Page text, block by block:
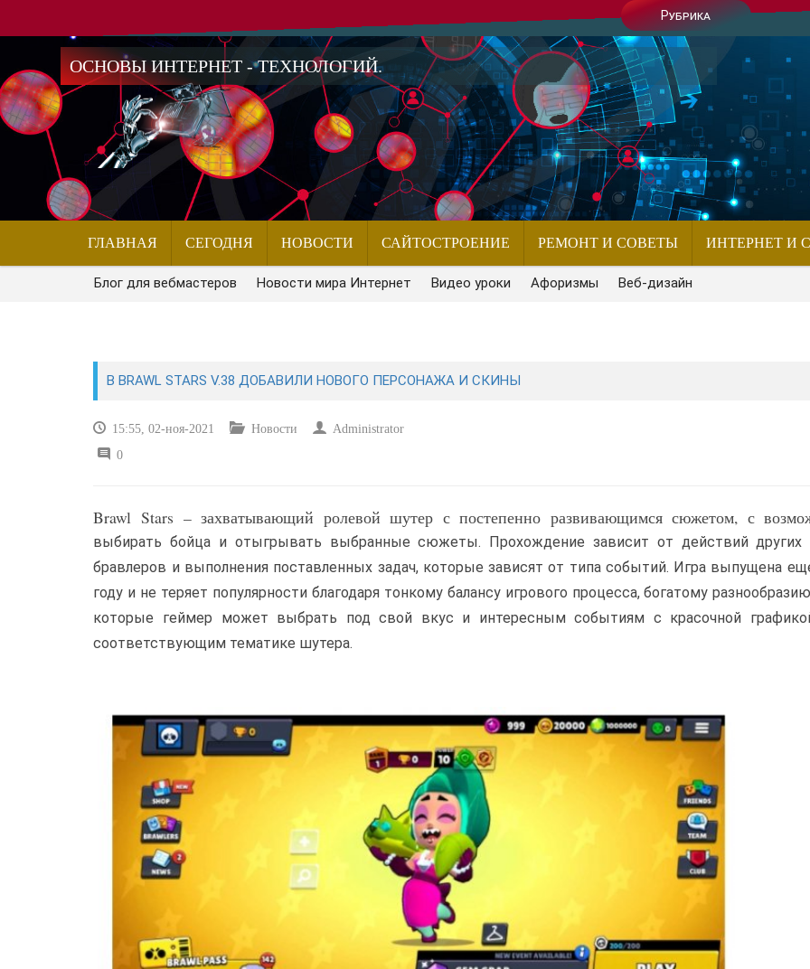
Рубрика
ОСНОВЫ ИНТЕРНЕТ - ТЕХНОЛОГИЙ.
ГЛАВНАЯ СЕГОДНЯ НОВОСТИ САЙТОСТРОЕНИЕ РЕМОНТ И СОВЕТЫ ИНТЕРНЕТ И
Блог для вебмастеров Новости мира Интернет Видео уроки Афоризмы Веб-дизайн
В BRAWL STARS V.38 ДОБАВИЛИ НОВОГО ПЕРСОНАЖА И СКИНЫ
15:55, 02-ноя-2021 Новости
Administrator
0
Brawl Stars – захватывающий ролевой шутер с постепенно развивающимся сюжетом, с
выбирать бойца и отыгрывать выбранные сюжеты. Прохождение зависит от действий других
бравлеров и выполнения поставленных задач, которые зависят от типа событий. Игра выпущена
году и не теряет популярности благодаря тонкому балансу игрового процесса, богатому
которые геймер может выбрать под свой вкус и интересным событиям с красочной
соответствующим тематике шутера.